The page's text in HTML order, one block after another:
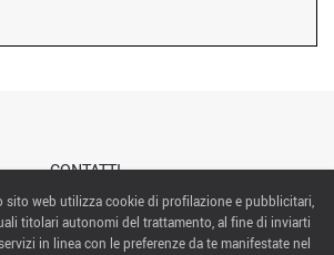
CONTATTI
ABOUT US
sito web utilizza cookie di profilazione e pubblicitari,
titolari autonomi del trattamento, al fine di inviarti
in linea con le preferenze da te manifestate nel